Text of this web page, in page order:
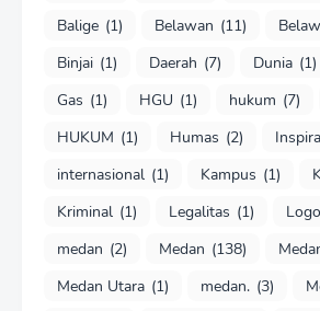
Balige (1) Belawan (11)
Binjai (1) Daerah (7) Dunia (1)
Gas (1) HGU (1) hukum (7)
HUKUM (1) Humas (2)
internasional (1) Kampus (1)
Kriminal (1) Legalitas (1) Logo
medan (2) Medan (138)
Medan Utara (1) medan. (3)